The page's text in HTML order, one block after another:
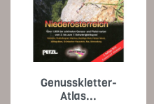
Genusskletter-
Atlas...